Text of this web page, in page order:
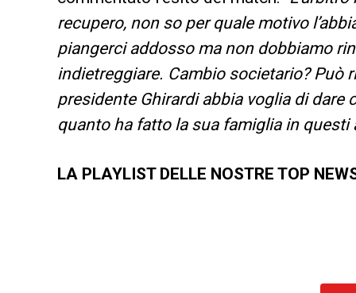
recupero, non so per quale motivo
piangerci addosso ma non dobbiamo
indietreggiare. Cambio societario? Può
presidente Ghirardi abbia voglia di
quanto ha fatto la sua famiglia in questi
LA PLAYLIST DELLE NOSTRE TOP